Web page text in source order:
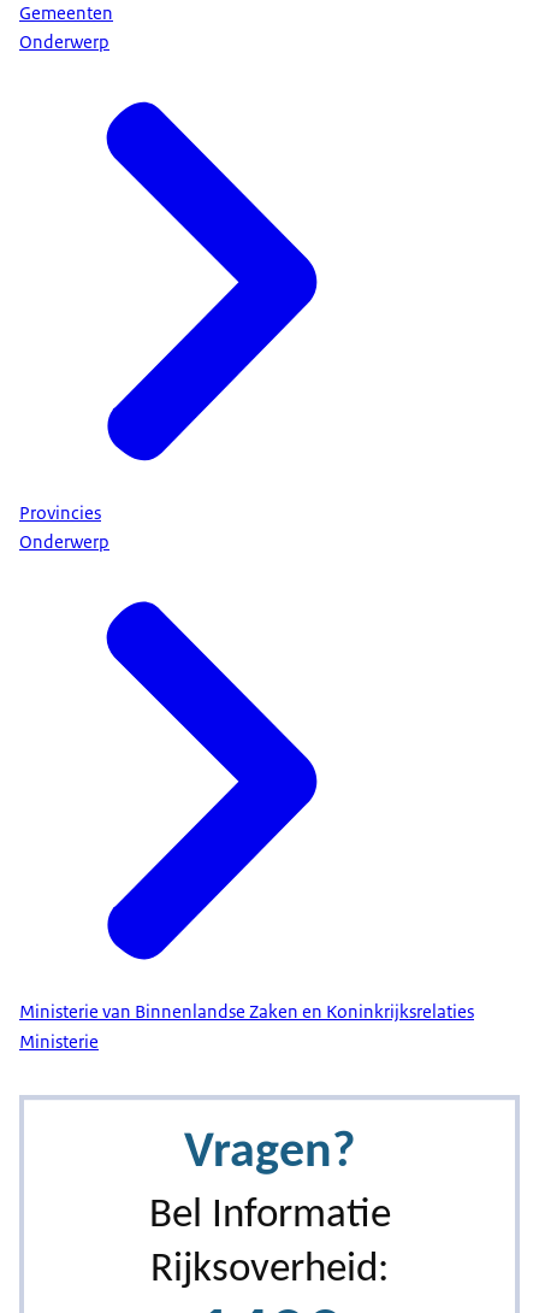
Gemeenten
Onderwerp
Provincies
Onderwerp
Ministerie van Binnenlandse Zaken en Koninkrijksrelaties
Ministerie